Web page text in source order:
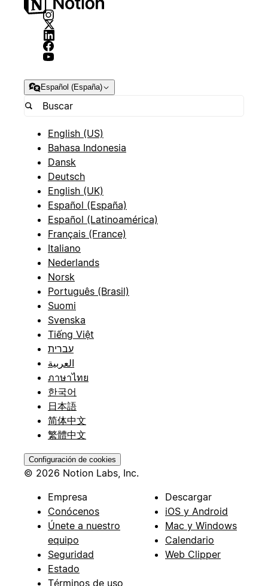
Español (España)
English (US)
Bahasa Indonesia
Dansk
Deutsch
English (UK)
Español (España)
Español (Latinoamérica)
Français (France)
Italiano
Nederlands
Norsk
Português (Brasil)
Suomi
Svenska
Tiếng Việt
עברית
العربية
ภาษาไทย
한국어
日本語
简体中文
繁體中文
Configuración de cookies
© 2026 Notion Labs, Inc.
Empresa
Conócenos
Únete a nuestro
equipo
Seguridad
Estado
Términos de uso
Descargar
iOS y Android
Mac y Windows
Calendario
Web Clipper